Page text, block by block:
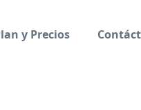
y Precios